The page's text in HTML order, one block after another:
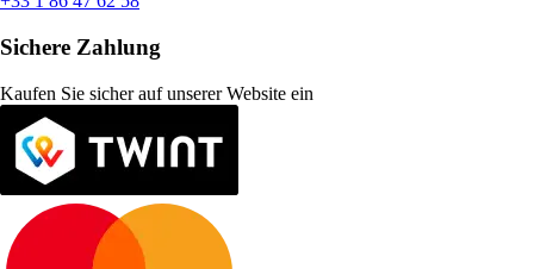
Sichere Zahlung
Kaufen Sie sicher auf unserer Website ein